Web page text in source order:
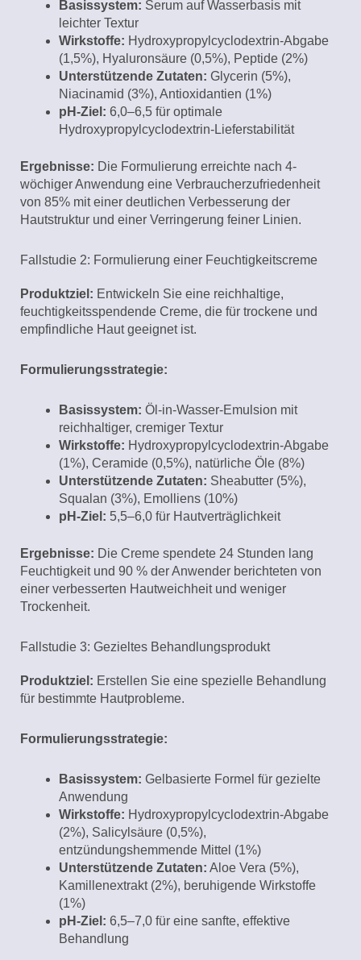
Basissystem: Serum auf Wasserbasis mit
leichter Textur
Wirkstoffe: Hydroxypropylcyclodextrin-Abgabe
(1,5%), Hyaluronsäure (0,5%), Peptide (2%)
Unterstützende Zutaten: Glycerin (5%),
Niacinamid (3%), Antioxidantien (1%)
pH-Ziel: 6,0–6,5 für optimale
Hydroxypropylcyclodextrin-Lieferstabilität
Ergebnisse: Die Formulierung erreichte nach 4-
wöchiger Anwendung eine Verbraucherzufriedenheit
von 85% mit einer deutlichen Verbesserung der
Hautstruktur und einer Verringerung feiner Linien.
Fallstudie 2: Formulierung einer Feuchtigkeitscreme
Produktziel: Entwickeln Sie eine reichhaltige,
feuchtigkeitsspendende Creme, die für trockene und
empfindliche Haut geeignet ist.
Formulierungsstrategie:
Basissystem: Öl-in-Wasser-Emulsion mit
reichhaltiger, cremiger Textur
Wirkstoffe: Hydroxypropylcyclodextrin-Abgabe
(1%), Ceramide (0,5%), natürliche Öle (8%)
Unterstützende Zutaten: Sheabutter (5%),
Squalan (3%), Emolliens (10%)
pH-Ziel: 5,5–6,0 für Hautverträglichkeit
Ergebnisse: Die Creme spendete 24 Stunden lang
Feuchtigkeit und 90 % der Anwender berichteten von
einer verbesserten Hautweichheit und weniger
Trockenheit.
Fallstudie 3: Gezieltes Behandlungsprodukt
Produktziel: Erstellen Sie eine spezielle Behandlung
für bestimmte Hautprobleme.
Formulierungsstrategie:
Basissystem: Gelbasierte Formel für gezielte
Anwendung
Wirkstoffe: Hydroxypropylcyclodextrin-Abgabe
(2%), Salicylsäure (0,5%),
entzündungshemmende Mittel (1%)
Unterstützende Zutaten: Aloe Vera (5%),
Kamillenextrakt (2%), beruhigende Wirkstoffe
(1%)
pH-Ziel: 6,5–7,0 für eine sanfte, effektive
Behandlung